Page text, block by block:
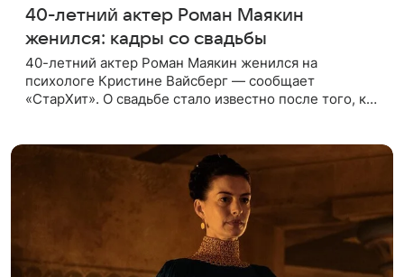
40-летний актер Роман Маякин
женился: кадры со свадьбы
40-летний актер Роман Маякин женился на
психологе Кристине Вайсберг — сообщает
«СтарХит». О свадьбе стало известно после того, как